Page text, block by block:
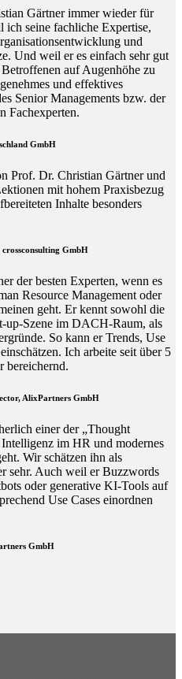
Gärtner immer wieder für
ich seine fachliche Expertise,
und
Und weil er es einfach sehr gut
auf Augenhöhe zu
und effektives
Senior Managements bzw. der
Fachexperten.
GmbH
Prof. Dr. Christian Gärtner und
mit hohem Praxisbezug
Inhalte besonders
GmbH
der besten Experten, wenn es
Resource Management oder
geht. Er kennt sowohl die
up-Szene im DACH-Raum, als
So kann er Trends, Use
Ich arbeite seit über 5
bereichernd.
AlixPartners GmbH
einer der „Thought
im HR und modernes
Wir schätzen ihn als
sehr. Auch weil er Buzzwords
oder generative KI-Tools auf
Use Cases einordnen
GmbH